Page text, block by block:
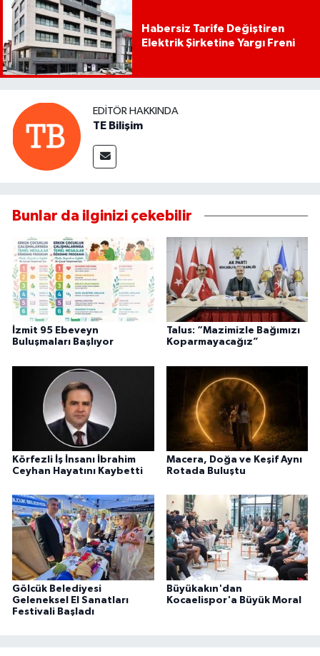
Habersiz Tarife Değiştiren
Elektrik Şirketine Yargı Freni
EDITÖR HAKKINDA
TE Bilişim
Bunlar da ilginizi çekebilir
İzmit 95 Ebeveyn
Buluşmaları Başlıyor
Talus: “Mazimizle Bağımızı
Koparmayacağız”
Körfezli İş İnsanı İbrahim
Ceyhan Hayatını Kaybetti
Macera, Doğa ve Keşif Aynı
Rotada Buluştu
Gölcük Belediyesi
Geleneksel El Sanatları
Festivali Başladı
Büyükakın'dan
Kocaelispor'a Büyük Moral